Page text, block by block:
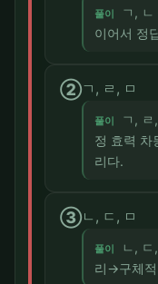
풀이
ㄱ,
이어서 정
②ㄱ, ㄹ, ㅁ
풀이
ㄱ,
정 효력 차
리다.
③ㄴ, ㄷ, ㅁ
풀이
ㄴ,
리→구체적